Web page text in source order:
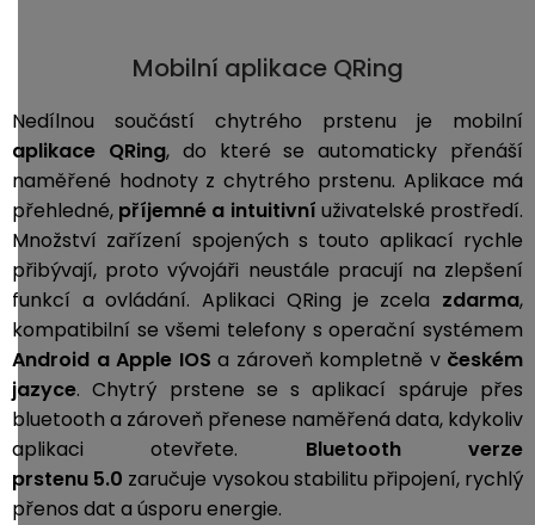
Mobilní aplikace QRing
Nedílnou součástí chytrého prstenu je mobilní
aplikace QRing, do které se automaticky přenáší
naměřené hodnoty z chytrého prstenu. Aplikace má
přehledné, příjemné a intuitivní uživatelské prostředí.
Množství zařízení spojených s touto aplikací rychle
přibývají, proto vývojáři neustále pracují na zlepšení
funkcí a ovládání. Aplikaci QRing je zcela zdarma,
kompatibilní se všemi telefony s operační systémem
Android a Apple IOS a zároveň kompletně v českém
jazyce. Chytrý prstene se s aplikací spáruje přes
bluetooth a zároveň přenese naměřená data, kdykoliv
aplikaci otevřete. Bluetooth verze
prstenu 5.0 zaručuje vysokou stabilitu připojení, rychlý
přenos dat a úsporu energie.